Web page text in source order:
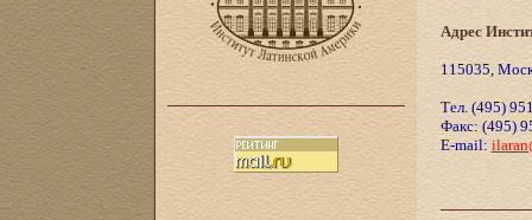
Адрес
115035,
Тел. (495)
Факс: (495)
E-mail: